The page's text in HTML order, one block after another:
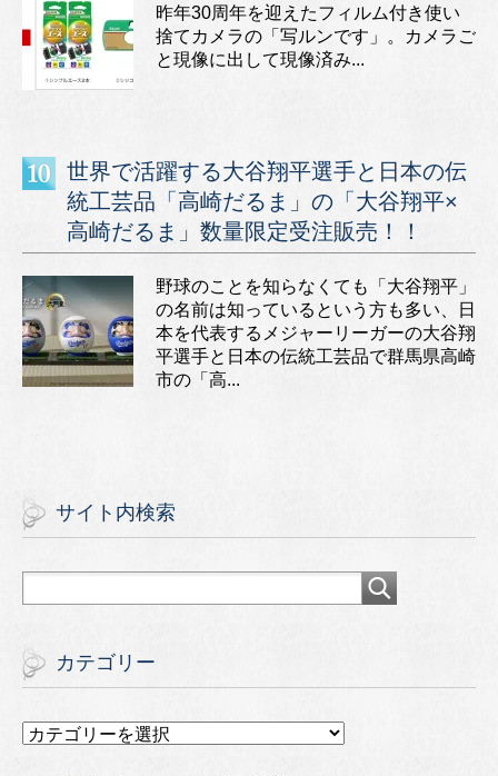
昨年30周年を迎えたフィルム付き使い
捨てカメラの「写ルンです」。カメラご
と現像に出して現像済み...
世界で活躍する大谷翔平選手と日本の伝
統工芸品「高崎だるま」の「大谷翔平×
高崎だるま」数量限定受注販売！！
野球のことを知らなくても「大谷翔平」
の名前は知っているという方も多い、日
本を代表するメジャーリーガーの大谷翔
平選手と日本の伝統工芸品で群馬県高崎
市の「高...
サイト内検索
カテゴリー
カ